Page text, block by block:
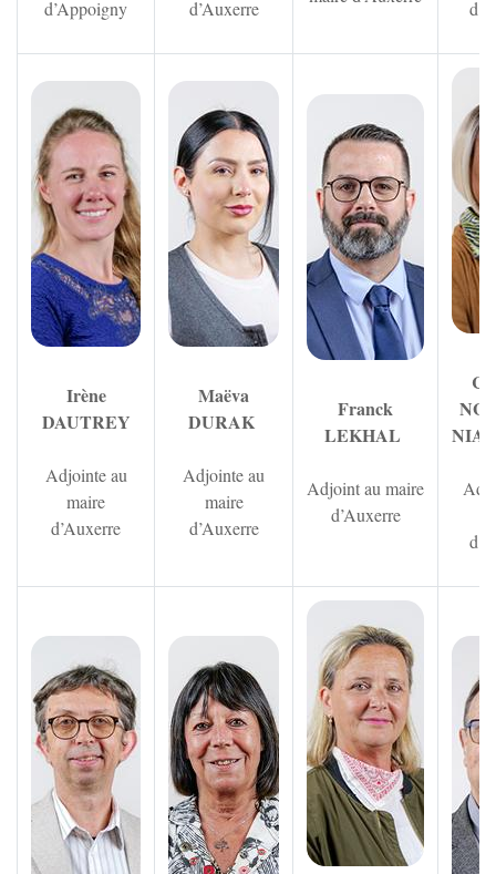
d’Appoigny
d’Auxerre
Zoom sur l'image
Irène
DAUTREY
Adjointe au
maire
d’Auxerre
Zoom sur l'image
Maëva
DURAK
Adjointe au
maire
d’Auxerre
Zoom
Franck
LEKHAL
Adjoint au maire
d’Auxerre
Zoom sur l'image